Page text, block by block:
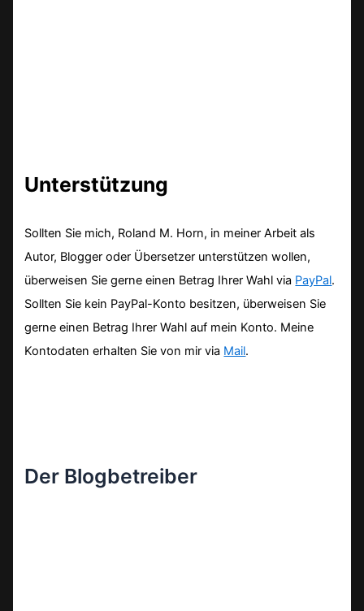
Unterstützung
Sollten Sie mich, Roland M. Horn, in meiner Arbeit als
Autor, Blogger oder Übersetzer unterstützen wollen,
überweisen Sie gerne einen Betrag Ihrer Wahl via PayPal.
Sollten Sie kein PayPal-Konto besitzen, überweisen Sie
gerne einen Betrag Ihrer Wahl auf mein Konto. Meine
Kontodaten erhalten Sie von mir via Mail.
Der Blogbetreiber